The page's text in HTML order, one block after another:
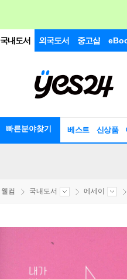
국내도서 외국도서 중고샵
빠른분야찾기 베스트 신상품
웰컴 국내도서 에세이